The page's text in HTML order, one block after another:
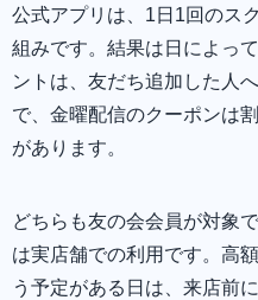
公式アプリは、1日1回のス
組みです。結果は日によっ
ントは、友だち追加した人
で、金曜配信のクーポンは
があります。
どちらも友の会会員が対象
は実店舗での利用です。高
う予定がある日は、来店前